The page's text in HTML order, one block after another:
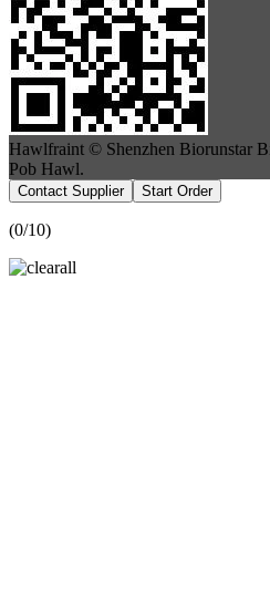
Hawlfraint © Shenzhen Biorunstar
Pob Hawl.
Contact Supplier Start Order
(0/10)